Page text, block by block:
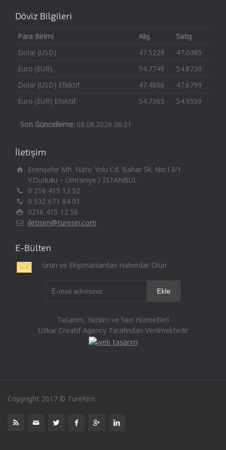
Döviz Bilgileri
Para Birimi Alış
Satış
Dolar (USD)
47.5229
47.6085
Euro (EUR)
54.7749
54.8736
Dolar (USD) Efektif
47.4896
47.6799
Euro (EUR) Efektif
54.7365 54.9559
Son Güncelleme: 08.08.2026 06:21
İletişim
Esenşehir Mh. Nato Yolu Cd. Bahar Sk. No:13/1
Y.Dudullu – Ümraniye / İSTANBUL
0 216 415 12 52
0 532 671 84 01
0216 415 12 56
iletisim@turesin.com
E-Bülten
Ürün ve Ekipmanlardan Haberdar Olun
Tasarım, Yazılım ve Seo Hizmetleri
Uzkar Creatif Agency Tarafından Verilmektedir
Copyright 2017 © TureKim